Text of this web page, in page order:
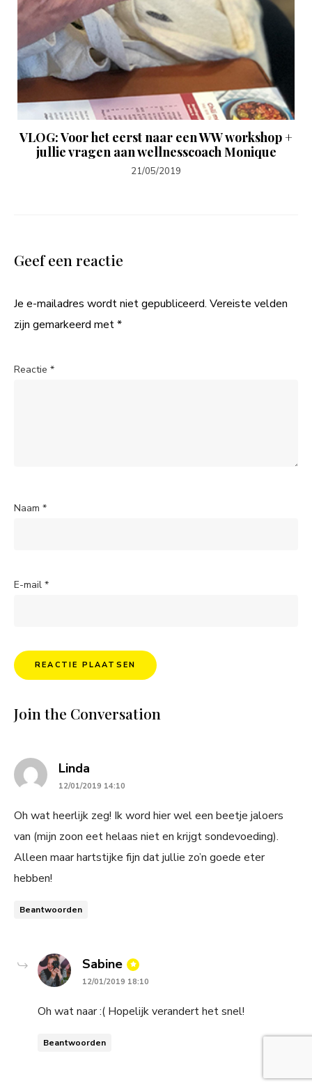
VLOG: Voor het eerst naar een WW workshop +
jullie vragen aan wellnesscoach Monique
21/05/2019
Geef een reactie
Je e-mailadres wordt niet gepubliceerd. Vereiste velden
zijn gemarkeerd met*
Reactie *
Naam *
E-mail *
Join the Conversation
Linda
12/01/2019 14:10
Oh wat heerlijk zeg! Ik word hier wel een beetje jaloers
van (mijn zoon eet helaas niet en krijgt sondevoeding).
Alleen maar hartstijke fijn dat jullie zo’n goede eter
hebben!
Beantwoorden
Sabine says:
12/01/2019 18:10
Oh wat naar :( Hopelijk verandert het snel!
Beantwoorden